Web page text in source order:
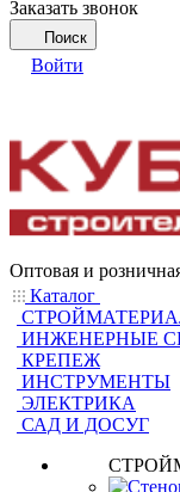
Заказать звонок
Поиск
Войти
Оптовая и
Каталог
ИНЖЕНЕРНЫЕ
КРЕПЕЖ
ИНСТРУМЕНТЫ
ЭЛЕКТРИКА
САД И ДОСУГ